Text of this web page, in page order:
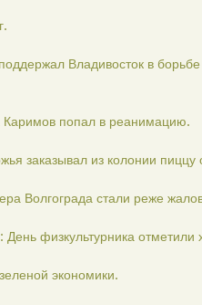
Владивосток в
Каримов попал в реанимацию.
заказывал из колонии пиццу
Волгограда стали реже
День физкультурника отметили
экономики.